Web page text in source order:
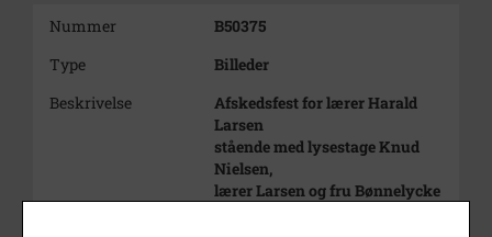
Nummer
B50375
Type
Billeder
Beskrivelse
Afskedsfest for lærer Harald
Larsen
stående med lysestage Knud
Nielsen,
lærer Larsen og fru Bønnelycke